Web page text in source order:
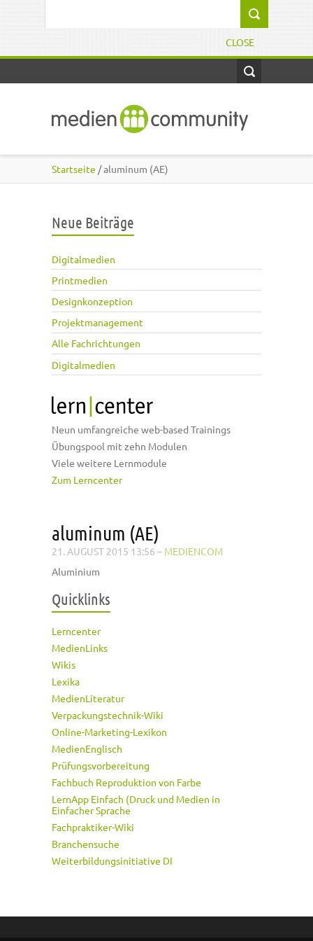
CLOSE
Startseite / aluminum (AE)
Neue Beiträge
Digitalmedien
Printmedien
Designkonzeption
Projektmanagement
Alle Fachrichtungen
Digitalmedien
Neun umfangreiche web-based Trainings
Übungspool mit zehn Modulen
Viele weitere Lernmodule
Zum Lerncenter
aluminum (AE)
21. AUGUST 2015 13:56 – MEDIENCOM
Aluminium
Quicklinks
Lerncenter
MedienLinks
Wikis
Lexika
MedienLiteratur
Verpackungstechnik-Wiki
Online-Marketing-Lexikon
MedienEnglisch
Prüfungsvorbereitung
Fachbuch Reproduktion von Farbe
LernApp Einfach (Druck und Medien in
Einfacher Sprache
Fachpraktiker-Wiki
Branchensuche
Weiterbildungsinitiative DI